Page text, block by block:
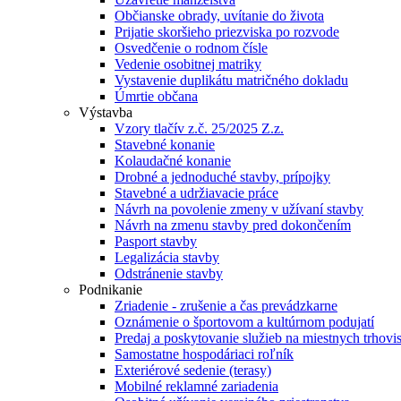
Občianske obrady, uvítanie do života
Prijatie skoršieho priezviska po rozvode
Osvedčenie o rodnom čísle
Vedenie osobitnej matriky
Vystavenie duplikátu matričného dokladu
Úmrtie občana
Výstavba
Vzory tlačív z.č. 25/2025 Z.z.
Stavebné konanie
Kolaudačné konanie
Drobné a jednoduché stavby, prípojky
Stavebné a udržiavacie práce
Návrh na povolenie zmeny v užívaní stavby
Návrh na zmenu stavby pred dokončením
Pasport stavby
Legalizácia stavby
Odstránenie stavby
Podnikanie
Zriadenie - zrušenie a čas prevádzkarne
Oznámenie o športovom a kultúrnom podujatí
Predaj a poskytovanie služieb na miestnych
Samostatne hospodáriaci roľník
Exteriérové sedenie (terasy)
Mobilné reklamné zariadenia